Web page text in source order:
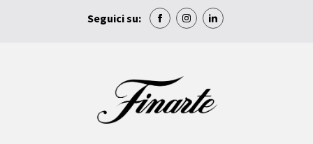
Seguici su: